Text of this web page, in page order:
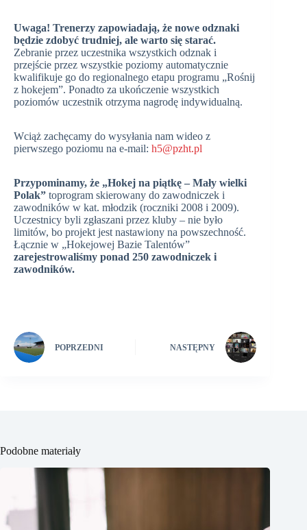
Uwaga! Trenerzy zapowiadają, że nowe odznaki
będzie zdobyć trudniej, ale warto się starać.
Zebranie przez uczestnika wszystkich odznak i
przejście przez wszystkie poziomy automatycznie
kwalifikuje go do regionalnego etapu programu „Rośnij
z hokejem”. Ponadto za ukończenie wszystkich
poziomów uczestnik otrzyma nagrodę indywidualną.
Wciąż zachęcamy do wysyłania nam wideo z
pierwszego poziomu na e-mail: h5@pzht.pl
Przypominamy, że „Hokej na piątkę – Mały wielki
Polak” toprogram skierowany do zawodniczek i
zawodników w kat. młodzik (roczniki 2008 i 2009).
Uczestnicy byli zgłaszani przez kluby – nie było
limitów, bo projekt jest nastawiony na powszechność.
Łącznie w „Hokejowej Bazie Talentów”
zarejestrowaliśmy ponad 250 zawodniczek i
zawodników.
POPRZEDNI NASTĘPNY
Podobne materiały